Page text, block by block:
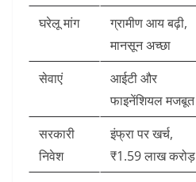
घरेलू मांग
ग्रामीण आय बढ़ी,
मानसून अच्छा
सेवाएं
आईटी और
फाइनेंशियल मजबूत
सरकारी
निवेश
इंफ्रा पर खर्च,
₹1.59 लाख करोड़